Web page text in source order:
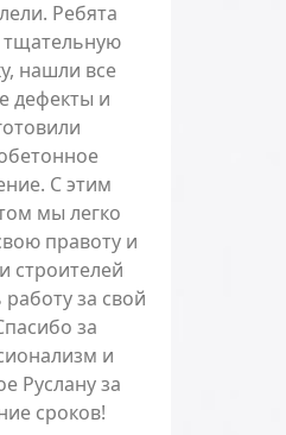
Ребята
тщательную
нашли все
дефекты и
С этим
мы легко
правоту и
строителей
за свой
за
и
Руслану за
сроков!